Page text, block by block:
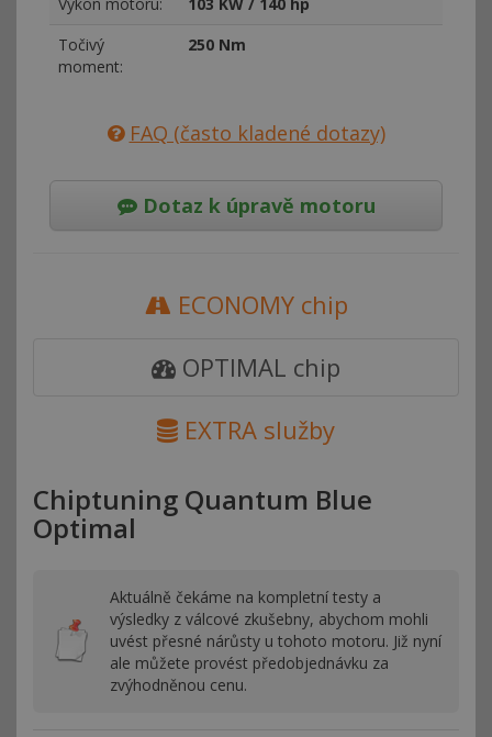
Točivý
moment:
250 Nm
FAQ (často kladené dotazy)
Dotaz k úpravě motoru
ECONOMY chip
OPTIMAL chip
EXTRA služby
Chiptuning Quantum Blue
Optimal
Aktuálně čekáme na kompletní testy a
výsledky z válcové zkušebny, abychom mohli
uvést přesné nárůsty u tohoto motoru. Již nyní
ale můžete provést předobjednávku za
zvýhodněnou cenu.